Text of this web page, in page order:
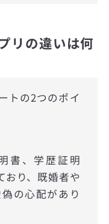
リの違いは何
トの2つのポイ
書、学歴証明
おり、既婚者や
の心配があり